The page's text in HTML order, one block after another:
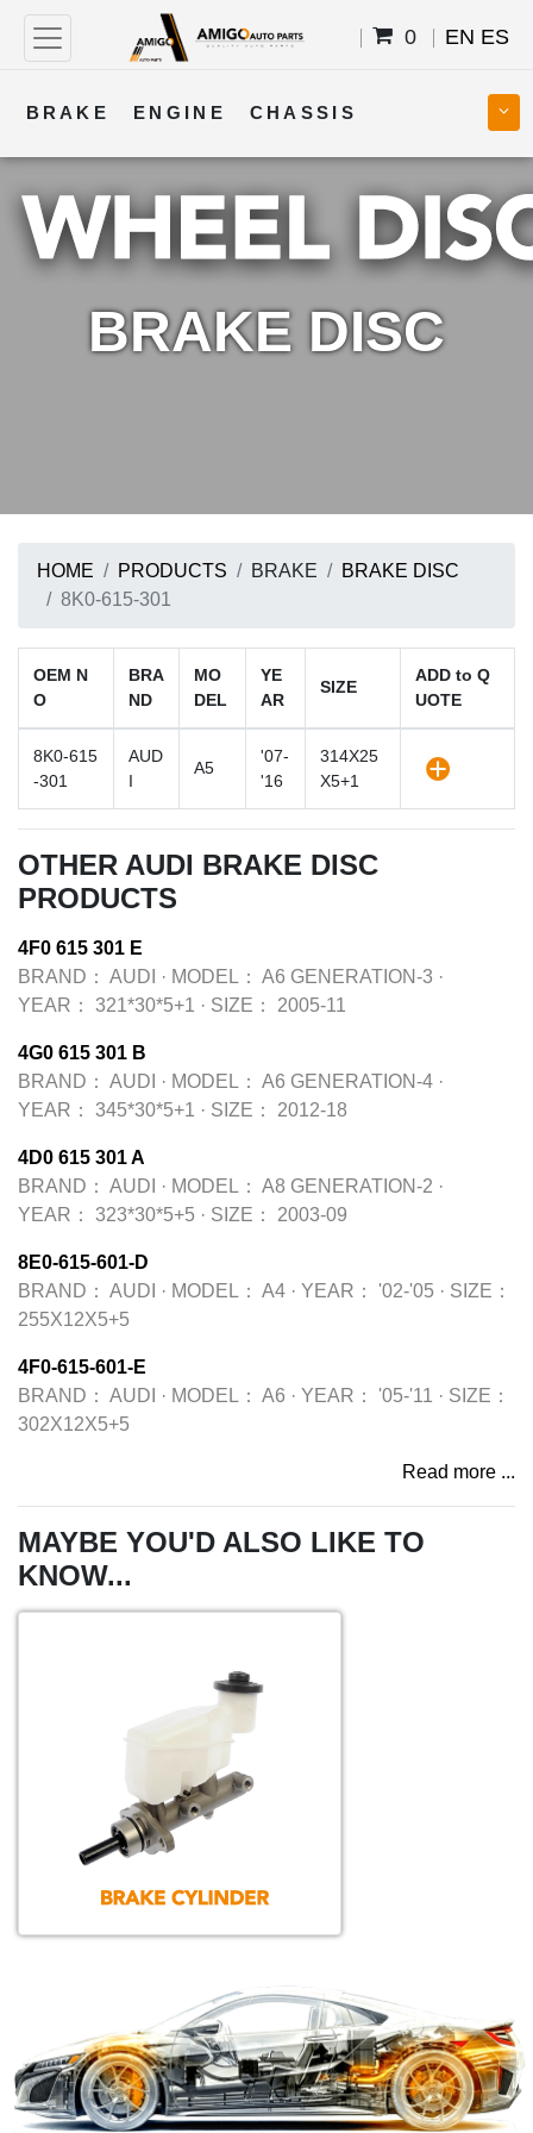
0 EN ES
BRAKE ENGINE CHASSIS
COOLING STEERING BODY
TRANSMISSION FUEL ELECTRICAL
BRAKE DISC
HOME PRODUCTS BRAKE
BRAKE DISC
8K0-615-301
OEM N
O
BRA
ND
MO
DEL
YE
AR
SIZE
ADD to Q
UOTE
8K0-615
-301
AUD
I
A5
'07-
'16
314X25
X5+1
OTHER AUDI BRAKE DISC
PRODUCTS
4F0 615 301 E
BRAND： AUDI · MODEL： A6 GENERATION-3 ·
YEAR：
321*30*5+1 · SIZE： 2005-11
4G0 615 301 B
BRAND： AUDI · MODEL： A6 GENERATION-4 ·
YEAR：
345*30*5+1 · SIZE： 2012-18
4D0 615 301 A
BRAND： AUDI · MODEL： A8 GENERATION-2 ·
YEAR：
323*30*5+5 · SIZE： 2003-09
8E0-615-601-D
BRAND： AUDI · MODEL： A4 · YEAR： '02-'05 · SIZE：
255X12X5+5
4F0-615-601-E
BRAND： AUDI · MODEL： A6 · YEAR： '05-'11 · SIZE：
302X12X5+5
Read more ...
MAYBE YOU'D ALSO LIKE TO
KNOW...